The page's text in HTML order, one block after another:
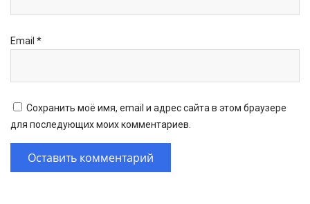
Email *
Сохранить моё имя, email и адрес сайта в этом браузере
для последующих моих комментариев.